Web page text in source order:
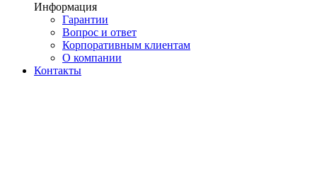
Информация
Гарантии
Вопрос и ответ
Корпоративным клиентам
О компании
Контакты